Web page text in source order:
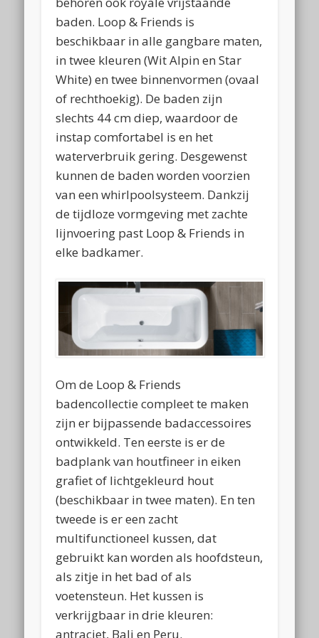
baden. Loop & Friends is
beschikbaar in alle gangbare maten,
in twee kleuren (Wit Alpin en Star
White) en twee binnenvormen (ovaal
of rechthoekig). De baden zijn
slechts 44 cm diep, waardoor de
instap comfortabel is en het
waterverbruik gering. Desgewenst
kunnen de baden worden voorzien
van een whirlpoolsysteem. Dankzij
de tijdloze vormgeving met zachte
lijnvoering past Loop & Friends in
elke badkamer.
Om de Loop & Friends
badencollectie compleet te maken
zijn er bijpassende badaccessoires
ontwikkeld. Ten eerste is er de
badplank van houtfineer in eiken
grafiet of lichtgekleurd hout
(beschikbaar in twee maten). En ten
tweede is er een zacht
multifunctioneel kussen, dat
gebruikt kan worden als hoofdsteun,
als zitje in het bad of als
voetensteun. Het kussen is
verkrijgbaar in drie kleuren:
antraciet, Bali en Peru.